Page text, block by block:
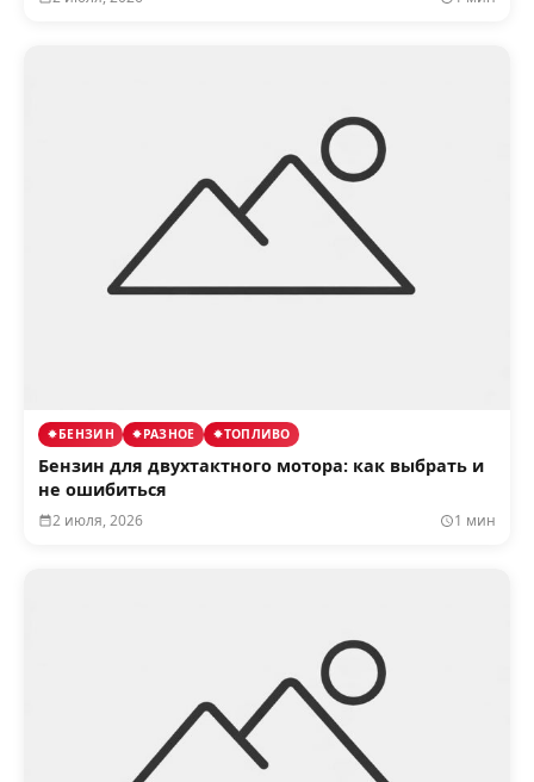
БЕНЗИН РАЗНОЕ ТОПЛИВО
Бензин для двухтактного мотора: как выбрать и
не ошибиться
2 июля, 2026 1 мин